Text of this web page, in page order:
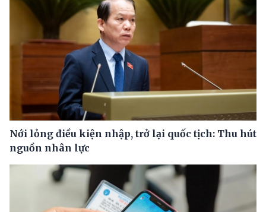
Nới lỏng điều kiện nhập, trở lại quốc tịch: Thu hút
nguồn nhân lực